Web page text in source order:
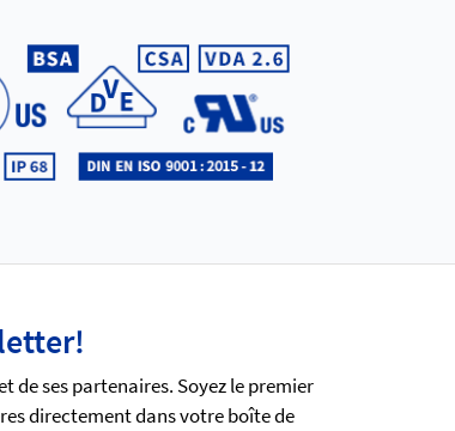
de ses partenaires. Soyez le premier
directement dans votre boîte de